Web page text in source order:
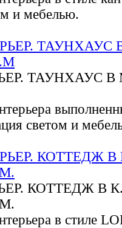
и мебелью.
ТАУНХАУС В
светом и
КОТТЕДЖ В
в стиле